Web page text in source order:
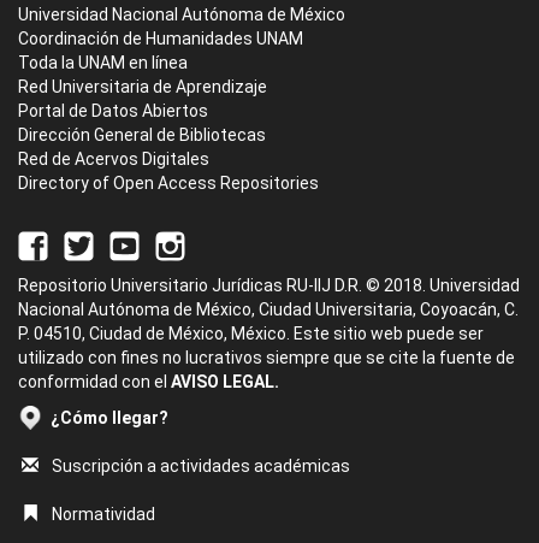
Universidad Nacional Autónoma de México
Coordinación de Humanidades UNAM
Toda la UNAM en línea
Red Universitaria de Aprendizaje
Portal de Datos Abiertos
Dirección General de Bibliotecas
Red de Acervos Digitales
Directory of Open Access Repositories
Repositorio Universitario Jurídicas RU-IIJ D.R. © 2018. Universidad
Nacional Autónoma de México, Ciudad Universitaria, Coyoacán, C.
P. 04510, Ciudad de México, México. Este sitio web puede ser
utilizado con fines no lucrativos siempre que se cite la fuente de
conformidad con el AVISO LEGAL.
¿Cómo llegar?
Suscripción a actividades académicas
Normatividad